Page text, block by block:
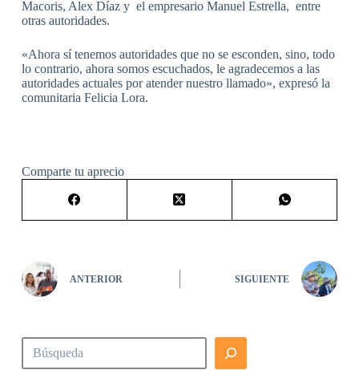
Macoris, Alex Díaz y el empresario Manuel Estrella, entre
otras autoridades.
«Ahora sí tenemos autoridades que no se esconden, sino, todo
lo contrario, ahora somos escuchados, le agradecemos a las
autoridades actuales por atender nuestro llamado», expresó la
comunitaria Felicia Lora.
Comparte tu aprecio
ANTERIOR SIGUIENTE
Buscar